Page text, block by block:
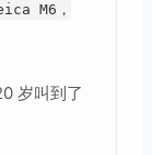
M6，
岁叫到了